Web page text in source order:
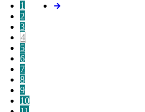
1
2
3
4
5
6
7
8
9
10